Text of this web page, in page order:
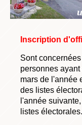
Inscription
Sont
personnes
mars de l'année
des listes
l'année
listes électorales.